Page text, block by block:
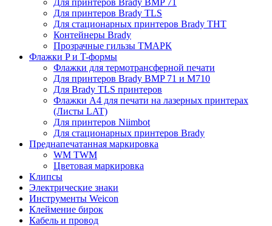
Для принтеров Brady BMP 71
Для принтеров Brady TLS
Для стационарных принтеров Brady THT
Контейнеры Brady
Прозрачные гильзы ТМАРК
Флажки P и T-формы
Флажки для термотрансферной печати
Для принтеров Brady BMP 71 и M710
Для Brady TLS принтеров
Флажки A4 для печати на лазерных принтерах
(Листы LAT)
Для принтеров Niimbot
Для стационарных принтеров Brady
Преднапечатанная маркировка
WM TWM
Цветовая маркировка
Клипсы
Электрические знаки
Инструменты Weicon
Клеймение бирок
Кабель и провод